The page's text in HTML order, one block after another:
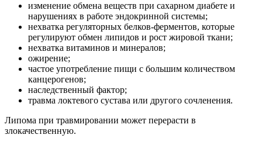
изменение обмена веществ при сахарном диабете и
нарушениях в работе эндокринной системы;
нехватка регуляторных белков-ферментов, которые
регулируют обмен липидов и рост жировой ткани;
нехватка витаминов и минералов;
ожирение;
частое употребление пищи с большим количеством
канцерогенов;
наследственный фактор;
травма локтевого сустава или другого сочленения.
Липома при травмировании может перерасти в
злокачественную.